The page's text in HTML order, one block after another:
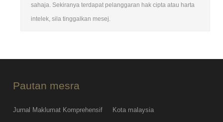
sahaja. Sekiranya terdapat pelanggaran hak cipta atau harta
intelek, sila tinggalkan mesej.
Pautan mesra
Jurnal Maklumat Komprehensif Kota malaysia